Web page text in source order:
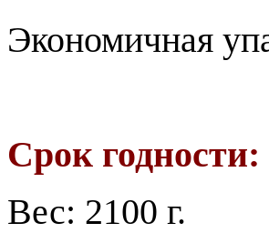
Экономичная
Срок годности:
Вес: 2100 г.